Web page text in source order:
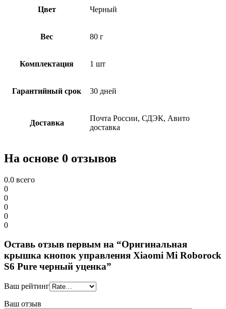
Цвет Черный
Вес 80 г
Комплектация 1 шт
Гарантийный срок 30 дней
Доставка
Почта России, СДЭК, Авито
доставка
На основе 0 отзывов
0.0 всего
0
0
0
0
0
Оставь отзыв первым на “Оригинальная
крышка кнопок управления Xiaomi Mi Roborock
S6 Pure черный уценка”
Ваш рейтинг
Ваш отзыв